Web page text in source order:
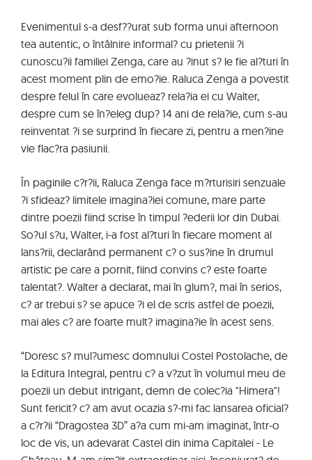
Evenimentul s-a desf??urat sub forma unui afternoon
tea autentic, o întâlnire informal? cu prietenii ?i
cunoscu?ii familiei Zenga, care au ?inut s? le fie al?turi în
acest moment plin de emo?ie. Raluca Zenga a povestit
despre felul în care evolueaz? rela?ia ei cu Walter,
despre cum se în?eleg dup? 14 ani de rela?ie, cum s-au
reinventat ?i se surprind în fiecare zi, pentru a men?ine
vie flac?ra pasiunii.
În paginile c?r?ii, Raluca Zenga face m?rturisiri senzuale
?i sfideaz? limitele imagina?iei comune, mare parte
dintre poezii fiind scrise în timpul ?ederii lor din Dubai.
So?ul s?u, Walter, i-a fost al?turi în fiecare moment al
lans?rii, declarând permanent c? o sus?ine în drumul
artistic pe care a pornit, fiind convins c? este foarte
talentat?. Walter a declarat, mai în glum?, mai în serios,
c? ar trebui s? se apuce ?i el de scris astfel de poezii,
mai ales c? are foarte mult? imagina?ie în acest sens.
“Doresc s? mul?umesc domnului Costel Postolache, de
la Editura Integral, pentru c? a v?zut în volumul meu de
poezii un debut intrigant, demn de colec?ia "Himera"!
Sunt fericit? c? am avut ocazia s?-mi fac lansarea oficial?
a c?r?ii “Dragostea 3D” a?a cum mi-am imaginat, într-o
loc de vis, un adevarat Castel din inima Capitalei - Le